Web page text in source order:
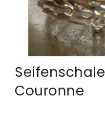
Seifenschale
Couronne